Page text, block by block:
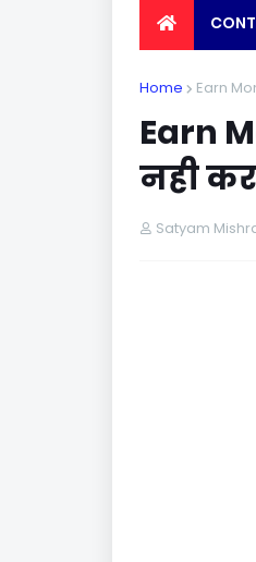
EARN MONEY
Home Earn
Earn
नही
Satyam